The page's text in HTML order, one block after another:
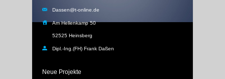
Dassen@t-online.de
Am Hellenkamp 50
52525 Heinsberg
Dipl.-Ing.(FH) Frank Daßen
Neue Projekte